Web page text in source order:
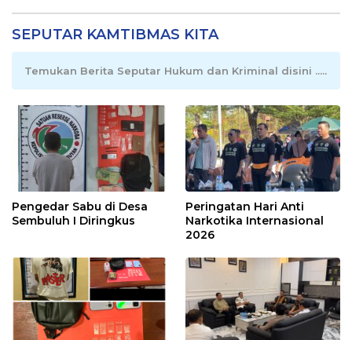
SEPUTAR KAMTIBMAS KITA
Temukan Berita Seputar Hukum dan Kriminal disini .....
Pengedar Sabu di Desa
Sembuluh I Diringkus
Peringatan Hari Anti
Narkotika Internasional
2026